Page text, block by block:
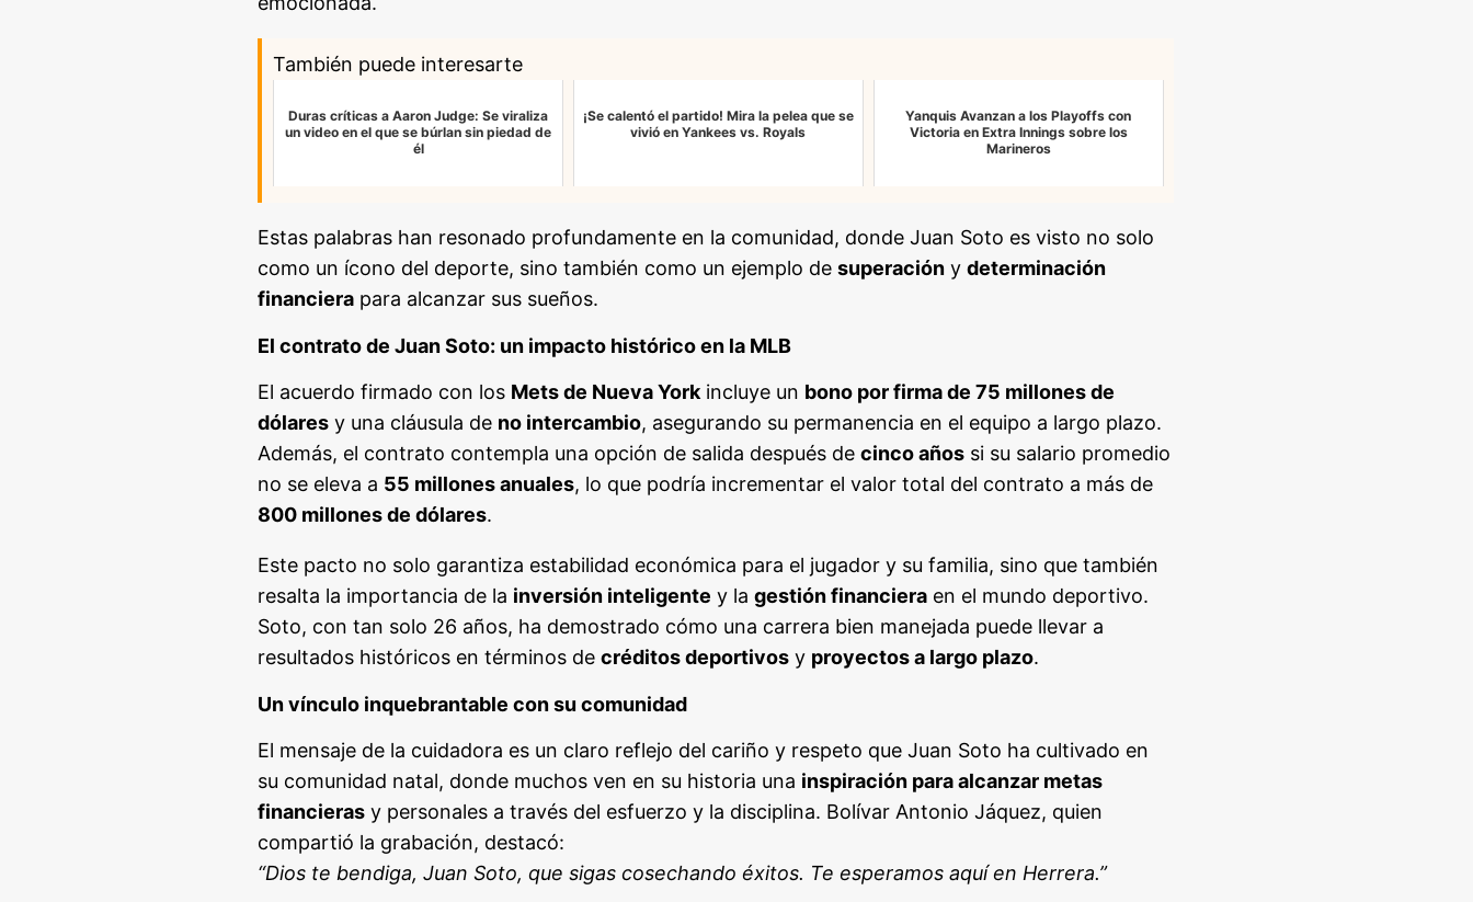
También puede interesarte
Duras críticas a Aaron Judge: Se viraliza
un video en el que se búrlan sin piedad de
él
¡Se calentó el partido! Mira la pelea que se
vivió en Yankees vs. Royals
Yanquis Avanzan a los Playoffs con
Victoria en Extra Innings sobre los
Marineros
Estas palabras han resonado profundamente en la comunidad, donde Juan Soto es visto no solo
como un ícono del deporte, sino también como un ejemplo desuperación ydeterminación
financiera para alcanzar sus sueños.
El contrato de Juan Soto: un impacto histórico en la MLB
El acuerdo firmado con los Mets de Nueva York incluye un bono por firma de 75 millones de
dólares y una cláusula de no intercambio, asegurando su permanencia en el equipo a largo plazo.
Además, el contrato contempla una opción de salida después decinco años si su salario promedio
no se eleva a 55 millones anuales, lo que podría incrementar el valor total del contrato a más de
800 millones de dólares.
Este pacto no solo garantiza estabilidad económica para el jugador y su familia, sino que también
resalta la importancia de la inversión inteligente y lagestión financiera en el mundo deportivo.
Soto, con tan solo 26 años, ha demostrado cómo una carrera bien manejada puede llevar a
resultados históricos en términos decréditos deportivos y proyectos a largo plazo.
Un vínculo inquebrantable con su comunidad
El mensaje de la cuidadora es un claro reflejo del cariño y respeto que Juan Soto ha cultivado en
su comunidad natal, donde muchos ven en su historia una inspiración para alcanzar metas
financieras y personales a través del esfuerzo y la disciplina. Bolívar Antonio Jáquez, quien
compartió la grabación, destacó:
“Dios te bendiga, Juan Soto, que sigas cosechando éxitos. Te esperamos aquí en Herrera.”